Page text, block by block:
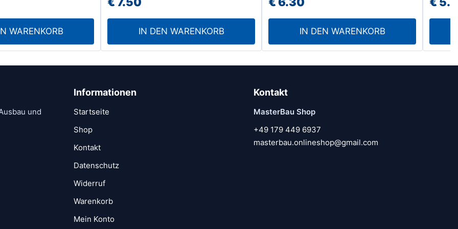
WARENKORB IN DEN WARENKORB IN DEN WARENKORB
und
Informationen
Startseite
Shop
Kontakt
Datenschutz
Widerruf
Warenkorb
Mein Konto
Kontakt
MasterBau Shop
+49 179 449 6937
masterbau.onlineshop@gmail.com